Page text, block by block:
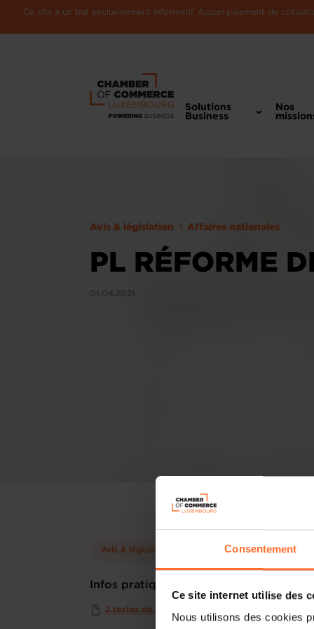
Consentement
Ce site internet utilise des
Nous utilisons des cookies
Ce site a un but exclusivement informatif. Aucun paiement de
Solutions
Business
Nos
Avis & législation Affaires nationales
PL RÉFORME
Avis & législation Arbitrage
Infos pratiques
2 textes de projet